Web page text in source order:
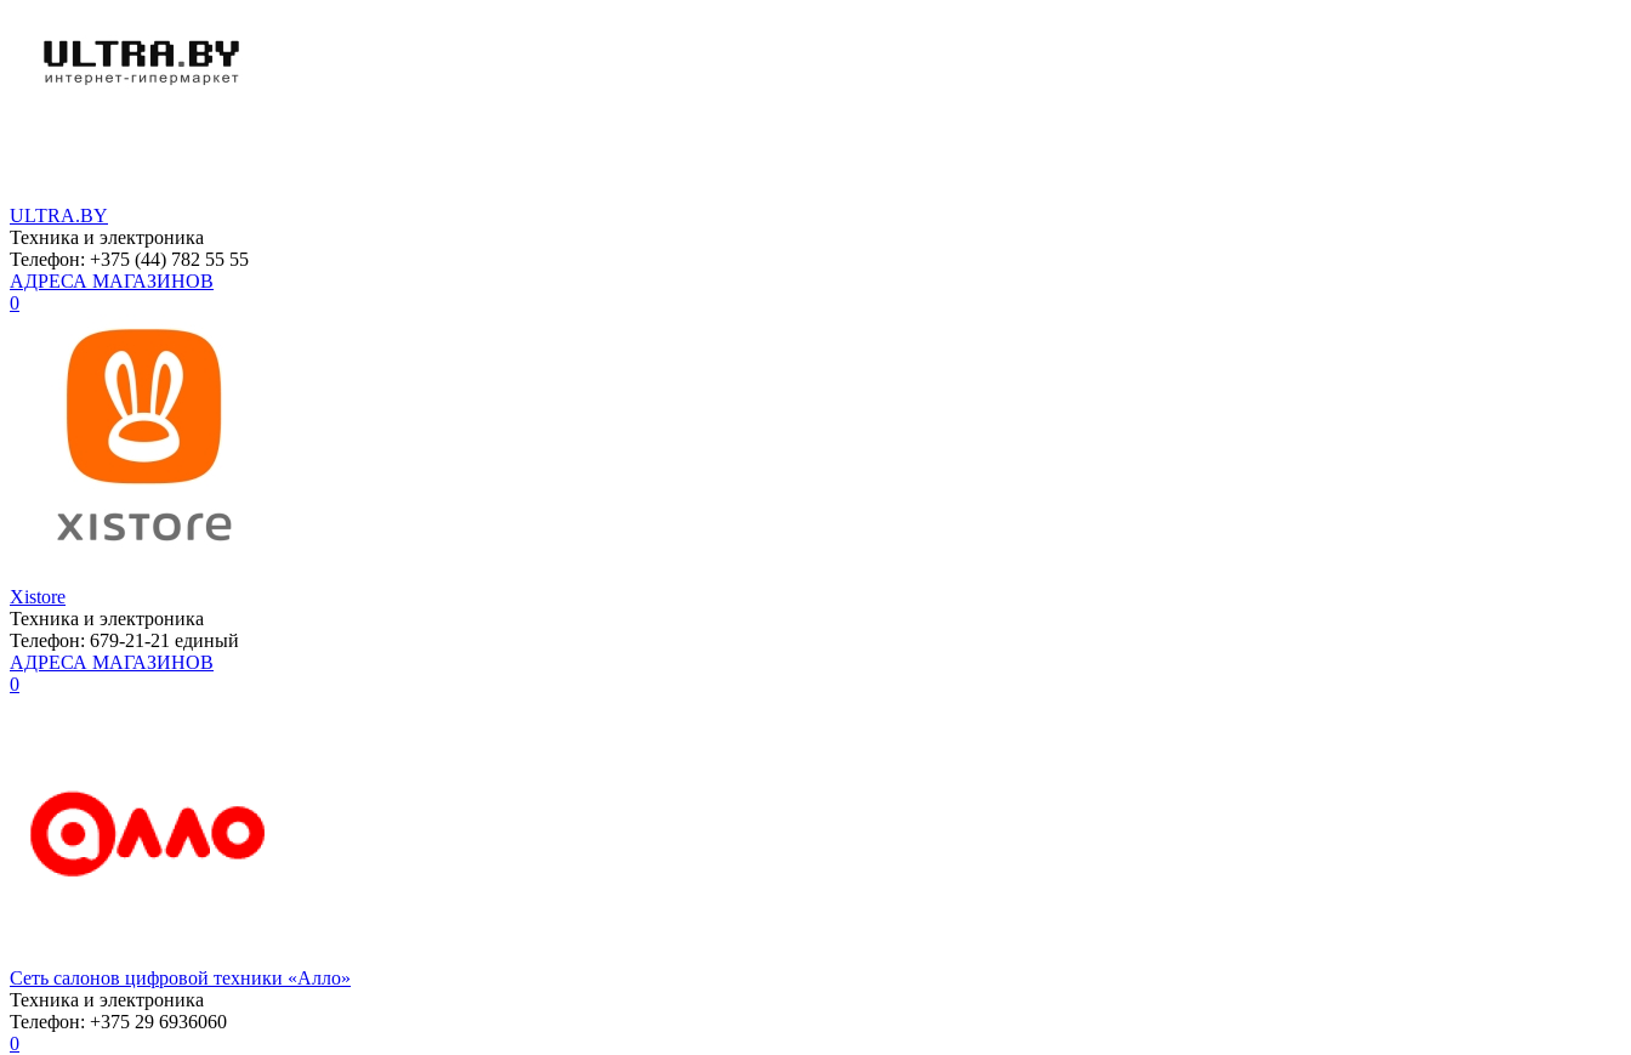
ULTRA.BY
Техника и электроника
Телефон: +375 (44) 782 55 55
АДРЕСА МАГАЗИНОВ
0
Xistore
Техника и электроника
Телефон: 679-21-21 единый
АДРЕСА МАГАЗИНОВ
0
Сеть салонов цифровой техники «Алло»
Техника и электроника
Телефон: +375 29 6936060
0